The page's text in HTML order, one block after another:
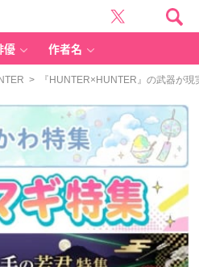
優 作者名
> 『HUNTER×HUNTER』の武器が